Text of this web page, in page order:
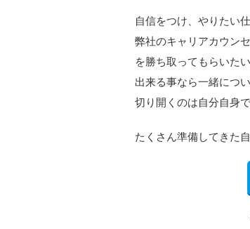
自信をつけ、やりたい
弊社のキャリアカウン
を勝ち取ってもらいたい
出来る事なら一緒につ
切り開くのは自分自身で
たくさん準備してきた